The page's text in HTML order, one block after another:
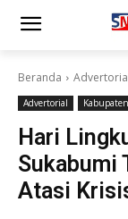
Beranda
Advertorial
Hari
Sukabumi
Atasi